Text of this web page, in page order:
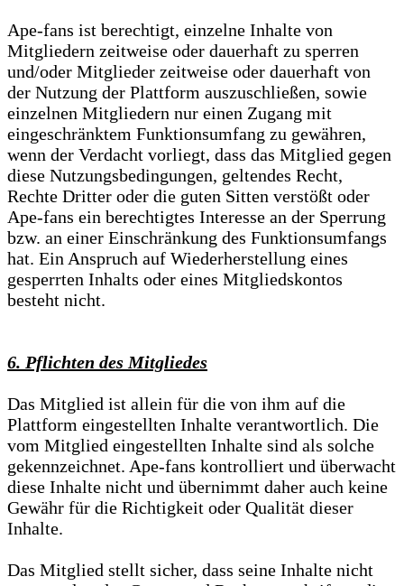
Ape-fans ist berechtigt, einzelne Inhalte von
Mitgliedern zeitweise oder dauerhaft zu sperren
und/oder Mitglieder zeitweise oder dauerhaft von
der Nutzung der Plattform auszuschließen, sowie
einzelnen Mitgliedern nur einen Zugang mit
eingeschränktem Funktionsumfang zu gewähren,
wenn der Verdacht vorliegt, dass das Mitglied gegen
diese Nutzungsbedingungen, geltendes Recht,
Rechte Dritter oder die guten Sitten verstößt oder
Ape-fans ein berechtigtes Interesse an der Sperrung
bzw. an einer Einschränkung des Funktionsumfangs
hat. Ein Anspruch auf Wiederherstellung eines
gesperrten Inhalts oder eines Mitgliedskontos
besteht nicht.
6. Pflichten des Mitgliedes
Das Mitglied ist allein für die von ihm auf die
Plattform eingestellten Inhalte verantwortlich. Die
vom Mitglied eingestellten Inhalte sind als solche
gekennzeichnet. Ape-fans kontrolliert und überwacht
diese Inhalte nicht und übernimmt daher auch keine
Gewähr für die Richtigkeit oder Qualität dieser
Inhalte.
Das Mitglied stellt sicher, dass seine Inhalte nicht